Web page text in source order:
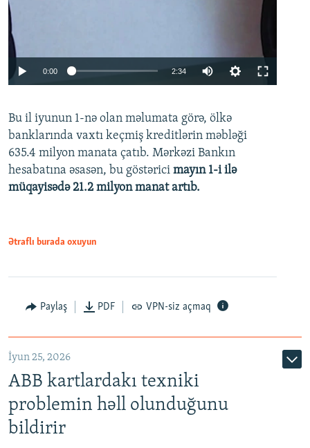
Auto 240p 360p 480p
720p 1080p
0:00 2:34
360p
480p
720p
Bu il iyunun 1-nə olan məlumata görə, ölkə
banklarında vaxtı keçmiş kreditlərin məbləği
635.4 milyon manata çatıb. Mərkəzi Bankın
hesabatına əsasən, bu göstərici mayın 1-i ilə
müqayisədə 21.2 milyon manat artıb.
Ətraflı burada oxuyun
Paylaş PDF VPN-siz açmaq
İyun 25, 2026
ABB kartlardakı texniki
problemin həll olunduğunu
bildirir